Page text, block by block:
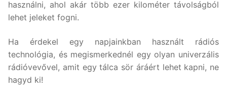
használni, ahol akár több ezer kilométer távolságból
lehet jeleket fogni.
Ha érdekel egy napjainkban használt rádiós
technológia, és megismerkednél egy olyan univerzális
rádióvevővel, amit egy tálca sör áráért lehet kapni, ne
hagyd ki!